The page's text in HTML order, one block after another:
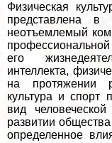
Физическая
представлена в
неотъемлемый
его
интеллекта,
на протяжении
культура и спорт
вид
развитии
определенное